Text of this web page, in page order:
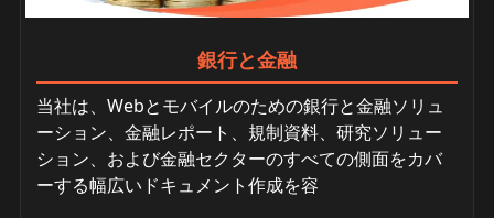
銀行と金融
当社は、Webとモバイルのための銀行と金融ソリュ
ーション、金融レポート、規制資料、研究ソリュー
ション、および金融セクターのすべての側面をカバ
ーする幅広いドキュメント作成を容